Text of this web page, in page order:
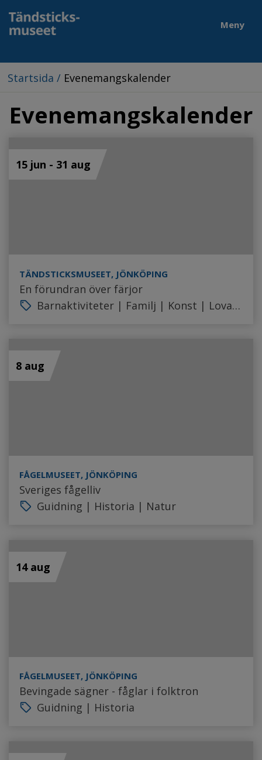
Meny
Startsida / Evenemangskalender
Evenemangskalender
15 jun - 31 aug
TÄNDSTICKSMUSEET, JÖNKÖPING
En förundran över färjor
local_offer Barnaktiviteter | Familj | Konst | Lovaktivitet | Workshop
8 aug
FÅGELMUSEET, JÖNKÖPING
Sveriges fågelliv
local_offer Guidning | Historia | Natur
14 aug
FÅGELMUSEET, JÖNKÖPING
Bevingade sägner - fåglar i folktron
local_offer Guidning | Historia